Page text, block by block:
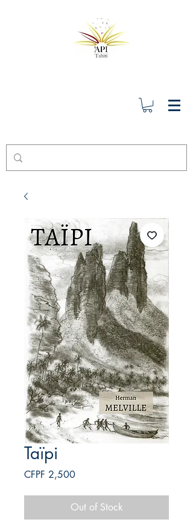
Taïpi
CFPF 2,500Price
Out of Stock